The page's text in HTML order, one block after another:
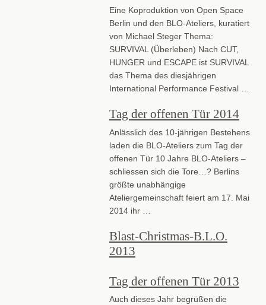
Eine Koproduktion von Open Space
Berlin und den BLO-Ateliers, kuratiert
von Michael Steger Thema:
SURVIVAL (Überleben) Nach CUT,
HUNGER und ESCAPE ist SURVIVAL
das Thema des diesjährigen
International Performance Festival …
Tag der offenen Tür 2014
Anlässlich des 10-jährigen Bestehens
laden die BLO-Ateliers zum Tag der
offenen Tür 10 Jahre BLO-Ateliers –
schliessen sich die Tore…? Berlins
größte unabhängige
Ateliergemeinschaft feiert am 17. Mai
2014 ihr …
Blast-Christmas-B.L.O.
2013
Tag der offenen Tür 2013
Auch dieses Jahr begrüßen die